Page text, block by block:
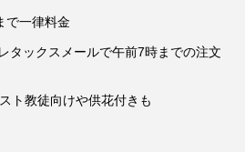
で一律料金
タックスメールで午前7時までの注文
ト教徒向けや供花付きも